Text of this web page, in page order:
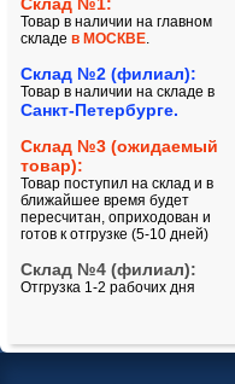
Товар в наличии на главном
складе в МОСКВЕ.
Склад №2 (филиал):
Товар в наличии на складе в
Санкт-Петербурге.
Склад №3 (ожидаемый
товар):
Товар поступил на склад и в
ближайшее время будет
пересчитан, оприходован и
готов к отгрузке (5-10 дней)
Склад №4 (филиал):
Отгрузка 1-2 рабочих дня